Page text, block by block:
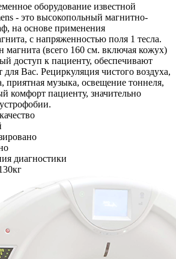
оборудование известной
- это высокопольный магнитно-
на основе применения
с напряженностью поля 1 тесла.
магнита (всего 160 см. включая кожух)
доступ к пациенту, обеспечивают
Вас. Рециркуляция чистого воздуха,
приятная музыка, освещение тоннеля,
комфорт пациенту, значительно
диагностики